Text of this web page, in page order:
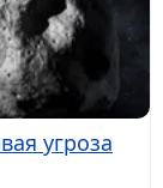
угроза